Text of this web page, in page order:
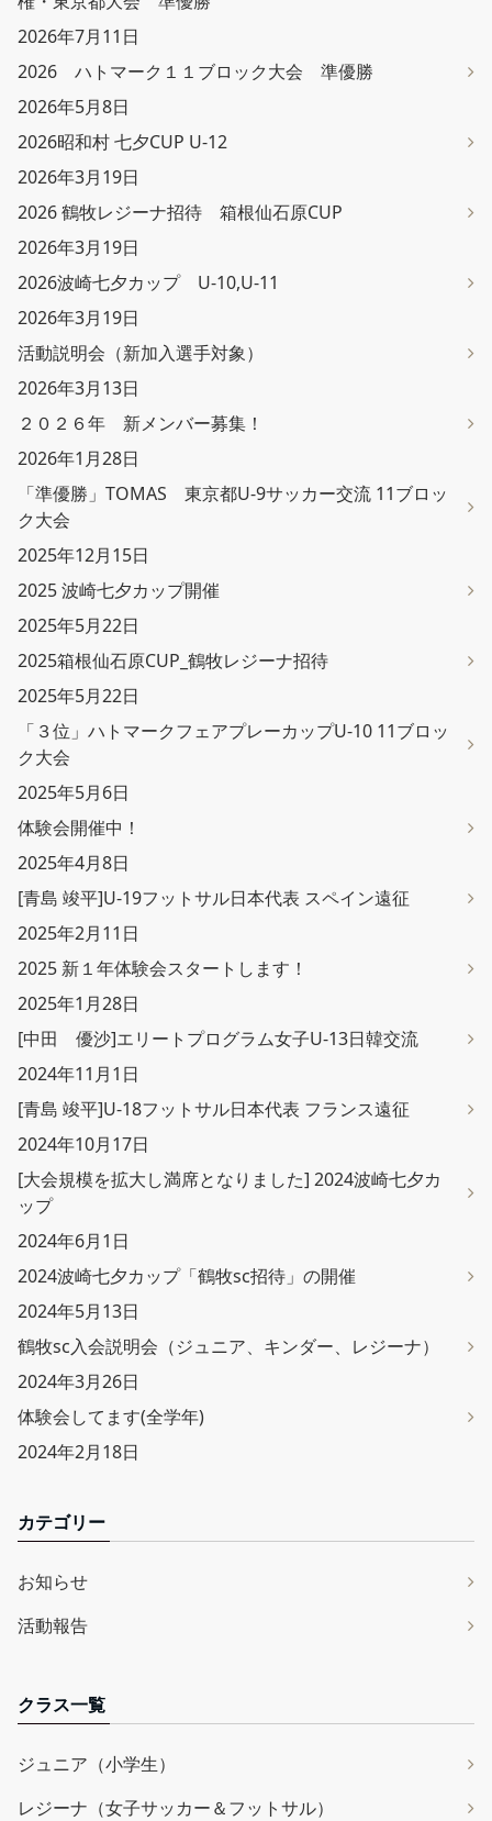
2026年7月11日
2026 ハトマーク１１ブロック大会 準優勝
2026年5月8日
2026昭和村 七夕CUP U-12
2026年3月19日
2026 鶴牧レジーナ招待 箱根仙石原CUP
2026年3月19日
2026波崎七夕カップ U-10,U-11
2026年3月19日
活動説明会（新加入選手対象）
2026年3月13日
２０２６年 新メンバー募集！
2026年1月28日
「準優勝」TOMAS 東京都U-9サッカー交流 11ブロッ
ク大会
2025年12月15日
2025 波崎七夕カップ開催
2025年5月22日
2025箱根仙石原CUP_鶴牧レジーナ招待
2025年5月22日
「３位」ハトマークフェアプレーカップU-10 11ブロッ
ク大会
2025年5月6日
体験会開催中！
2025年4月8日
[青島 竣平]U-19フットサル日本代表 スペイン遠征
2025年2月11日
2025 新１年体験会スタートします！
2025年1月28日
[中田 優沙]エリートプログラム女子U-13日韓交流
2024年11月1日
[青島 竣平]U-18フットサル日本代表 フランス遠征
2024年10月17日
[大会規模を拡大し満席となりました] 2024波崎七夕カ
ップ
2024年6月1日
2024波崎七夕カップ「鶴牧sc招待」の開催
2024年5月13日
鶴牧sc入会説明会（ジュニア、キンダー、レジーナ）
2024年3月26日
体験会してます(全学年)
2024年2月18日
カテゴリー
お知らせ
活動報告
クラス一覧
ジュニア（小学生）
レジーナ（女子サッカー＆フットサル）